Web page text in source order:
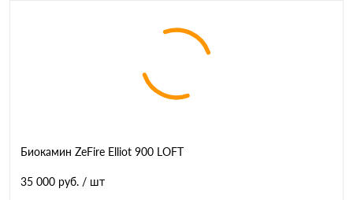
Биокамин ZeFire Elliot 900 LOFT
35 000 руб. / шт